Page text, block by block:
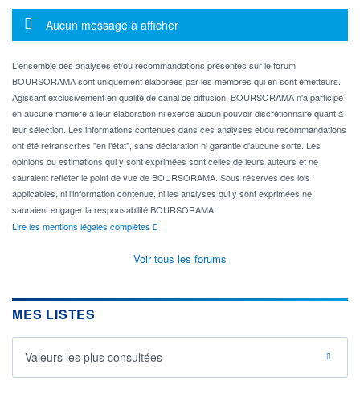
Message d'information
Aucun message à afficher
L'ensemble des analyses et/ou recommandations présentes sur le forum
BOURSORAMA sont uniquement élaborées par les membres qui en sont émetteurs.
Agissant exclusivement en qualité de canal de diffusion, BOURSORAMA n'a participé
en aucune manière à leur élaboration ni exercé aucun pouvoir discrétionnaire quant à
leur sélection. Les informations contenues dans ces analyses et/ou recommandations
ont été retranscrites "en l'état", sans déclaration ni garantie d'aucune sorte. Les
opinions ou estimations qui y sont exprimées sont celles de leurs auteurs et ne
sauraient refléter le point de vue de BOURSORAMA. Sous réserves des lois
applicables, ni l'information contenue, ni les analyses qui y sont exprimées ne
sauraient engager la responsabilité BOURSORAMA.
Lire les mentions légales complètes
Voir tous les forums
MES LISTES
Valeurs les plus consultées